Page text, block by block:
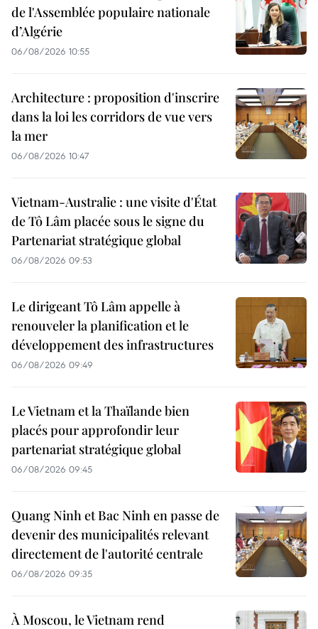
de l'Assemblée populaire nationale
d’Algérie
06/08/2026 10:55
Architecture : proposition d'inscrire
dans la loi les corridors de vue vers
la mer
06/08/2026 10:47
Vietnam-Australie : une visite d'État
de Tô Lâm placée sous le signe du
Partenariat stratégique global
06/08/2026 09:53
Le dirigeant Tô Lâm appelle à
renouveler la planification et le
développement des infrastructures
06/08/2026 09:49
Le Vietnam et la Thaïlande bien
placés pour approfondir leur
partenariat stratégique global
06/08/2026 09:45
Quang Ninh et Bac Ninh en passe de
devenir des municipalités relevant
directement de l'autorité centrale
06/08/2026 09:35
À Moscou, le Vietnam rend